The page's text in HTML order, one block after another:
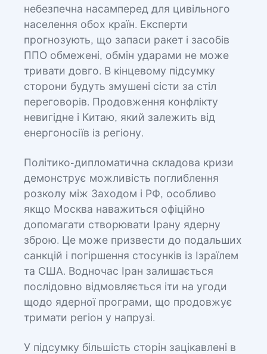
небезпечна насамперед для цивільного
населення обох країн. Експерти
прогнозують, що запаси ракет і засобів
ППО обмежені, обмін ударами не може
тривати довго. В кінцевому підсумку
сторони будуть змушені сісти за стіл
переговорів. Продовження конфлікту
невигідне і Китаю, який залежить від
енергоносіїв із регіону.
Політико-дипломатична складова кризи
демонструє можливість поглиблення
розколу між Заходом і РФ, особливо
якщо Москва наважиться офіційно
допомагати створювати Ірану ядерну
зброю. Це може призвести до подальших
санкцій і погіршення стосунків із Ізраїлем
та США. Водночас Іран залишається
послідовно відмовляється іти на угоди
щодо ядерної програми, що продовжує
тримати регіон у напрузі.
У підсумку більшість сторін зацікавлені в